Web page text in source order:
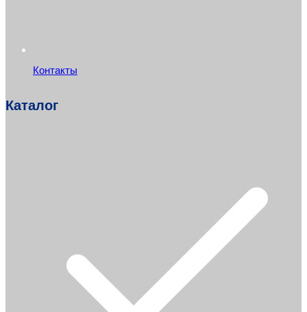
Контакты
Каталог